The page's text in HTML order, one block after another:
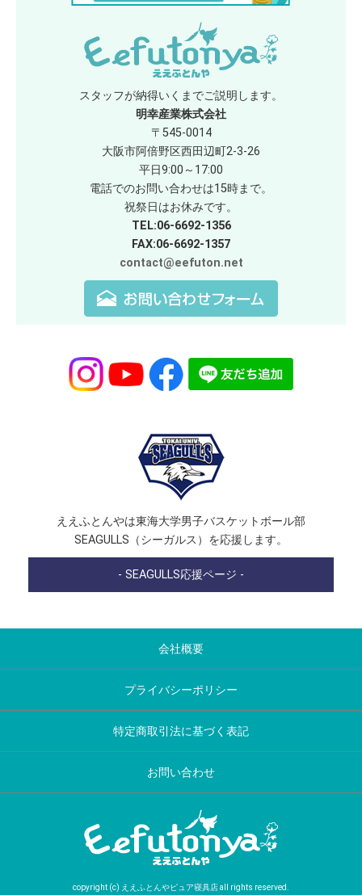
スタッフが納得いくまでご説明します。
明幸産業株式会社
〒545-0014
大阪市阿倍野区西田辺町2-3-26
平日9:00～17:00
電話でのお問い合わせは15時まで。
祝祭日はお休みです。
TEL:06-6692-1356
FAX:06-6692-1357
contact@eefuton.net
ええふとんやは東海大学男子バスケットボール部
SEAGULLS（シーガルス）を応援します。
- SEAGULLS応援ページ -
会社概要
プライバシーポリシー
特定商取引法に基づく表記
お問い合わせ
copyright (c) ええふとんやピュア寝具店 all rights reserved.